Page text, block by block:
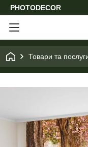
PHOTODECOR
Товари та